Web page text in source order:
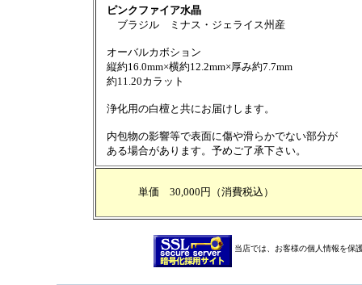
ピンクファイア水晶
ブラジル ミナス・ジェライス州産
オーバルカボション
縦約16.0mm×横約12.2mm×厚み約7.7mm
約11.20カラット
浄化用の白檀と共にお届けします。
内包物の影響等で表面に傷や滑らかでない部分が
ある場合があります。予めご了承下さい。
単価 30,000円（消費税込）
当店では、お客様の個人情報を保